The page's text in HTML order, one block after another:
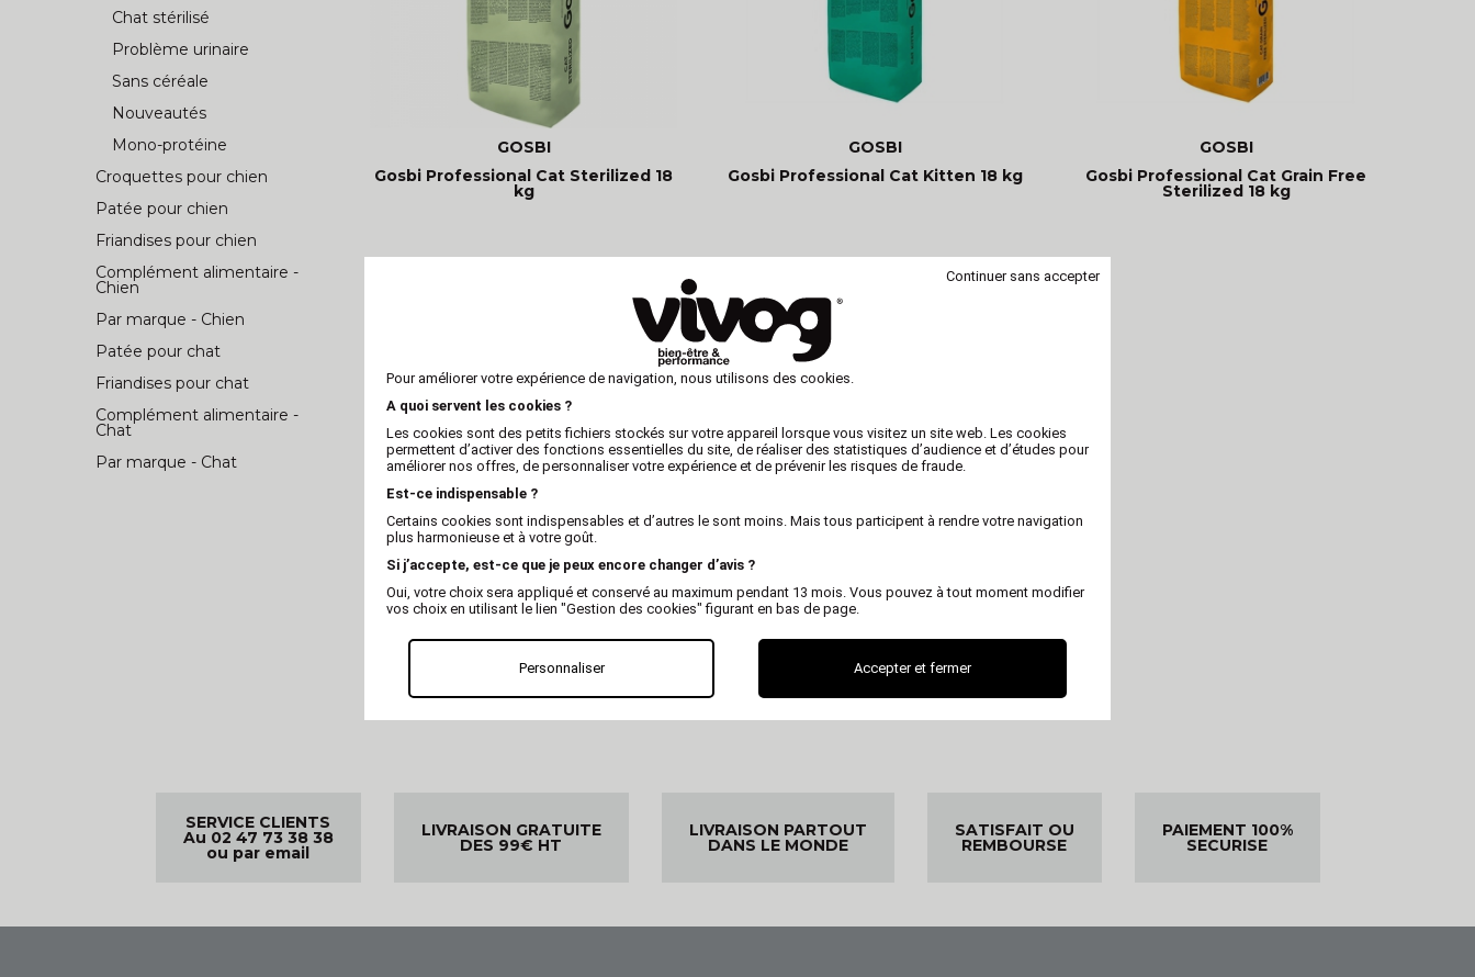
Chat stérilisé
Problème urinaire
Sans céréale
Nouveautés
Mono-protéine
Croquettes pour chien
Patée pour chien
Friandises pour chien
Complément alimentaire -
Chien
Par marque - Chien
Patée pour chat
Friandises pour chat
Complément alimentaire -
Chat
Par marque - Chat
GOSBI
Gosbi Professional Cat Sterilized 18
kg
GOSBI
Gosbi Professional Cat Kitten 18 kg
GOSBI
Gosbi Professional Cat Grain Free
Sterilized 18 kg
GOSBI
Gosbi Professional Cat Grain Free
Adult 18 kg
SERVICE CLIENTS
Au 02 47 73 38 38
ou par email
LIVRAISON GRATUITE
DES 99€ HT
LIVRAISON PARTOUT
DANS LE MONDE
SATISFAIT OU
REMBOURSE
PAIEMENT 100%
SECURISE
Continuer sans accepter
Pour améliorer votre expérience de navigation, nous utilisons des cookies.
A quoi servent les cookies ?
Les cookies sont des petits fichiers stockés sur votre appareil lorsque vous visitez un site web. Les cookies
permettent d’activer des fonctions essentielles du site, de réaliser des statistiques d’audience et d’études pour
améliorer nos offres, de personnaliser votre expérience et de prévenir les risques de fraude.
Est-ce indispensable ?
Certains cookies sont indispensables et d’autres le sont moins. Mais tous participent à rendre votre navigation
plus harmonieuse et à votre goût.
Si j’accepte, est-ce que je peux encore changer d’avis ?
Oui, votre choix sera appliqué et conservé au maximum pendant 13 mois. Vous pouvez à tout moment modifier
vos choix en utilisant le lien "Gestion des cookies" figurant en bas de page.
Personnaliser Accepter et fermer